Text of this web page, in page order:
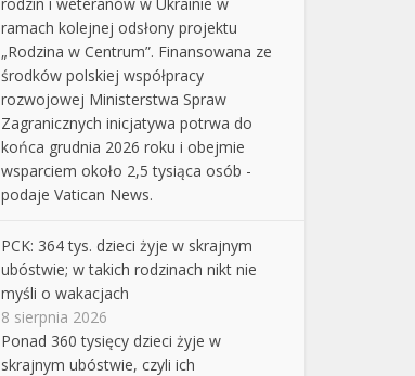
ramach kolejnej odsłony projektu
„Rodzina w Centrum”. Finansowana ze
środków polskiej współpracy
rozwojowej Ministerstwa Spraw
Zagranicznych inicjatywa potrwa do
końca grudnia 2026 roku i obejmie
wsparciem około 2,5 tysiąca osób -
podaje Vatican News.
PCK: 364 tys. dzieci żyje w skrajnym
ubóstwie; w takich rodzinach nikt nie
myśli o wakacjach
8 sierpnia 2026
Ponad 360 tysięcy dzieci żyje w
skrajnym ubóstwie, czyli ich